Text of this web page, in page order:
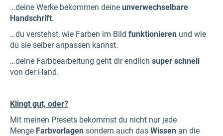
…deine Werke bekommen deine unverwechselbare
Handschrift.
…du verstehst, wie Farben im Bild funktionieren und wie
du sie selber anpassen kannst.
…deine Farbbearbeitung geht dir endlich super schnell
von der Hand.
Klingt gut, oder?
Mit meinen Presets bekommst du nicht nur jede
Menge Farbvorlagen sondern auch das Wissen an die